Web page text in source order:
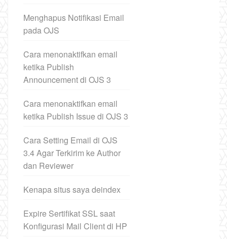
Menghapus Notifikasi Email
pada OJS
Cara menonaktifkan email
ketika Publish
Announcement di OJS 3
Cara menonaktifkan email
ketika Publish Issue di OJS 3
Cara Setting Email di OJS
3.4 Agar Terkirim ke Author
dan Reviewer
Kenapa situs saya deindex
Expire Sertifikat SSL saat
Konfigurasi Mail Client di HP